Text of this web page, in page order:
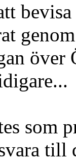
som
till